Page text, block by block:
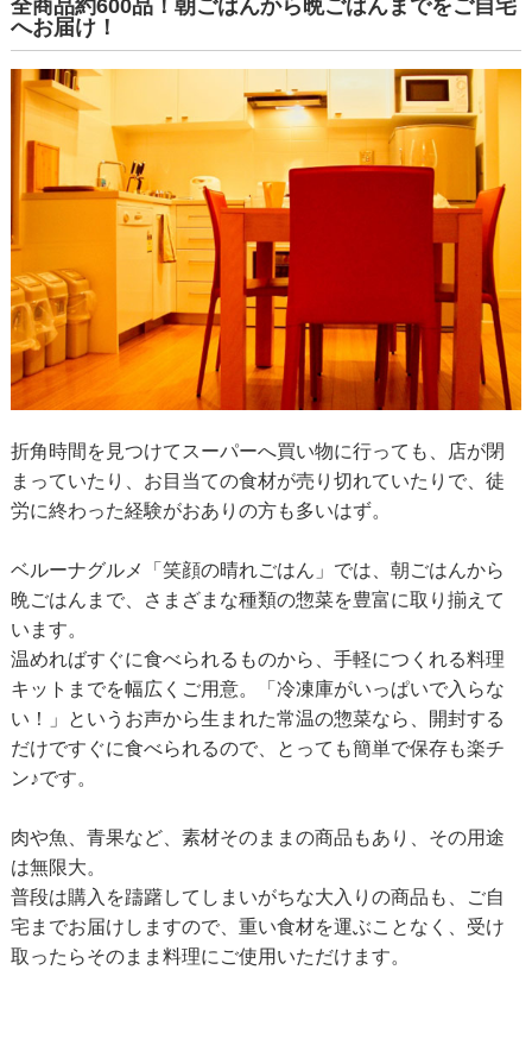
全商品約600品！朝ごはんから晩ごはんまでをご自宅
へお届け！
折角時間を見つけてスーパーへ買い物に行っても、店が閉
まっていたり、お目当ての食材が売り切れていたりで、徒
労に終わった経験がおありの方も多いはず。
ベルーナグルメ「笑顔の晴れごはん」では、朝ごはんから
晩ごはんまで、さまざまな種類の惣菜を豊富に取り揃えて
います。
温めればすぐに食べられるものから、手軽につくれる料理
キットまでを幅広くご用意。「冷凍庫がいっぱいで入らな
い！」というお声から生まれた常温の惣菜なら、開封する
だけですぐに食べられるので、とっても簡単で保存も楽チ
ン♪です。
肉や魚、青果など、素材そのままの商品もあり、その用途
は無限大。
普段は購入を躊躇してしまいがちな大入りの商品も、ご自
宅までお届けしますので、重い食材を運ぶことなく、受け
取ったらそのまま料理にご使用いただけます。